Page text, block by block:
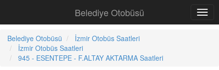
Belediye Otobüsü
Belediye Otobüsü
İzmir Otobüs Saatleri
İzmir Otobüs Saatleri
945 - ESENTEPE - F.ALTAY AKTARMA Saatleri